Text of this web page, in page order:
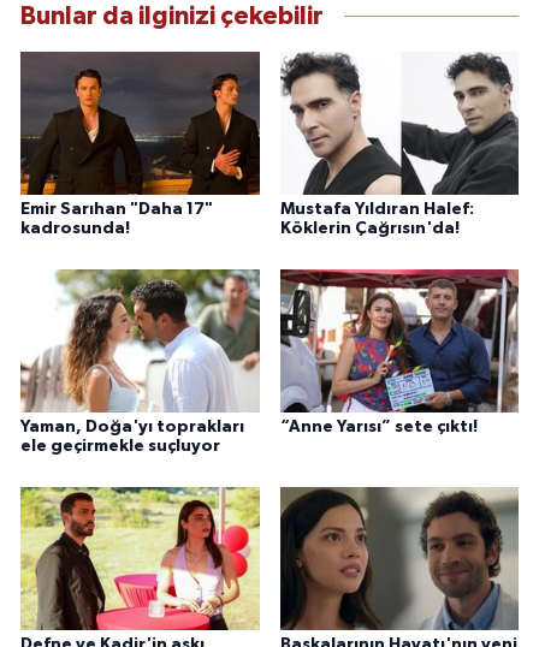
Bunlar da ilginizi çekebilir
Emir Sarıhan "Daha 17"
kadrosunda!
Mustafa Yıldıran Halef:
Köklerin Çağrısın'da!
Yaman, Doğa'yı toprakları
ele geçirmekle suçluyor
“Anne Yarısı” sete çıktı!